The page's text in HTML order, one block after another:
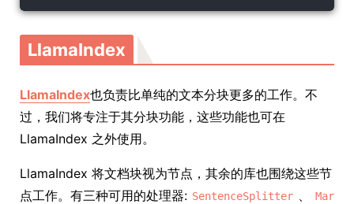
LlamaIndex
LlamaIndex也负责比单纯的文本分块更多的工作。不
过，我们将专注于其分块功能，这些功能也可在
LlamaIndex 之外使用。
LlamaIndex 将文档块视为节点，其余的库也围绕这些节
点工作。有三种可用的处理器: SentenceSplitter 、
Mar